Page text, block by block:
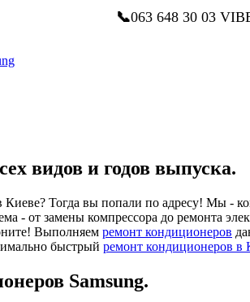
📞063 648 30 03
видов и годов выпуска.
Тогда вы попали по адресу! Мы -
- от замены компрессора до ремонта
Выполняем ремонт кондиционеров
быстрый ремонт кондиционеров в
Samsung.